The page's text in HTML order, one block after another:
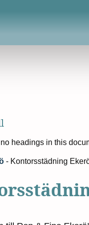
headings in this
- Kontorsstädning